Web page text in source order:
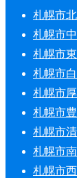
札幌市
札幌市
札幌市
札幌市
札幌市
札幌市
札幌市
札幌市
札幌市